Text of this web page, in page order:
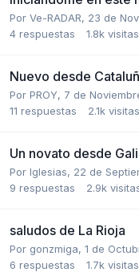
Por Ve-RADAR, 23 de
4 respuestas 1.8k visitas
Nuevo desde
Por PROY, 7 de
11 respuestas 2.1k visitas
Un novato desde
Por Iglesias, 22 de
9 respuestas 2.9k
saludos de La Rioja
Por gonzmiga, 1 de
6 respuestas 1.7k visitas